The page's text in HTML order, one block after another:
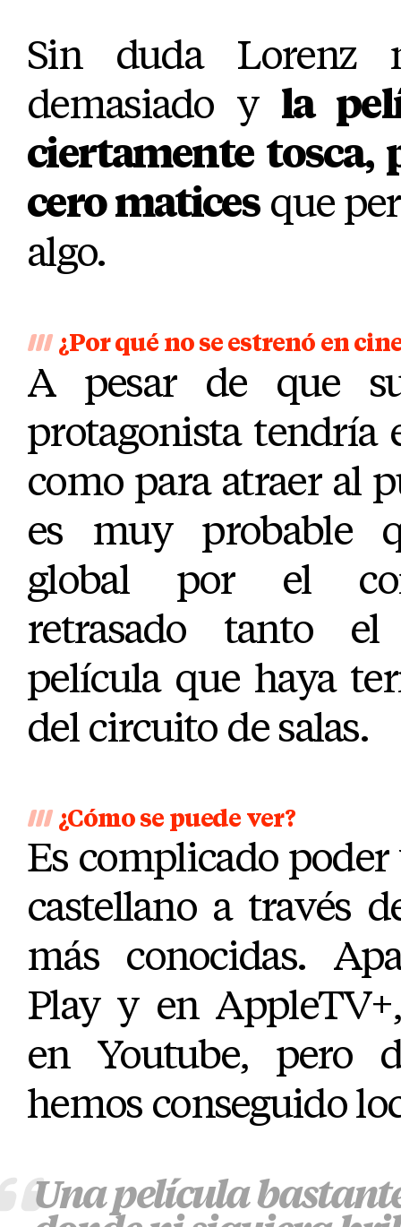
Sin duda Lorenz
demasiado y la
ciertamente tosca,
cero maticesque
algo.
¿Por qué no se estrenó en
A pesar de que
protagonista tendría
como para atraer al
es muy probable
global por el
retrasado tanto
película que haya
del circuito de salas.
¿Cómo se puede ver?
Es complicado
castellano a través
más conocidas.
Play y en
en Youtube, pero
hemos conseguido
Una película